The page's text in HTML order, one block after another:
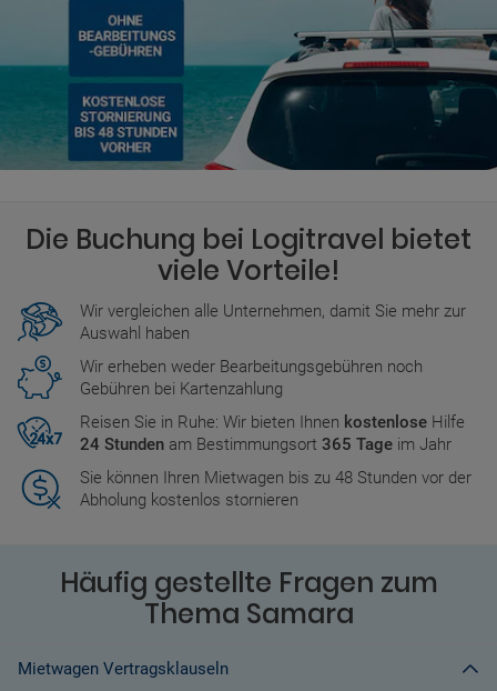
Die Buchung bei Logitravel bietet
viele Vorteile!
Wir vergleichen alle Unternehmen, damit Sie mehr zur
Auswahl haben
Wir erheben weder Bearbeitungsgebühren noch
Gebühren bei Kartenzahlung
Reisen Sie in Ruhe: Wir bieten Ihnen kostenlose Hilfe
24 Stunden am Bestimmungsort 365 Tage im Jahr
Sie können Ihren Mietwagen bis zu 48 Stunden vor der
Abholung kostenlos stornieren
Häufig gestellte Fragen zum
Thema Samara
Mietwagen Vertragsklauseln